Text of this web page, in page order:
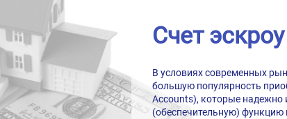
Счет эскроу
В условиях современных
большую популярность
Accounts), которые надежно
(обеспечительную)